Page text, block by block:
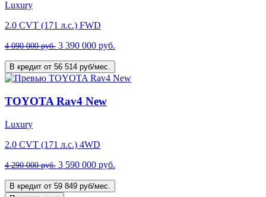
Luxury
2.0 CVT (171 л.с.) FWD
4 090 000 руб. 3 390 000 руб.
В кредит от 56 514 руб/мес.
TOYOTA Rav4 New
Luxury
2.0 CVT (171 л.с.) 4WD
4 290 000 руб. 3 590 000 руб.
В кредит от 59 849 руб/мес.